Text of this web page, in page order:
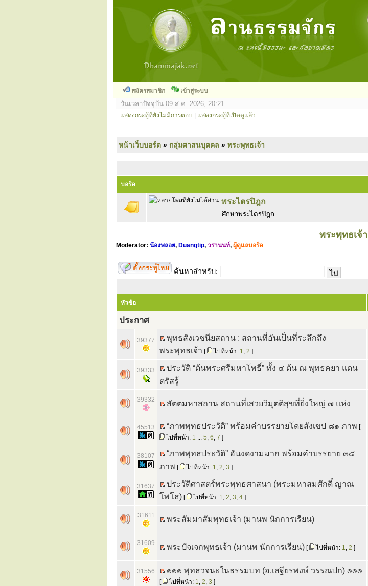
สมัครสมาชิก เข้าสู่ระบบ
วันเวลาปัจจุบัน 09 ส.ค. 2026, 20:21
แสดงกระทู้ที่ยังไม่มีการตอบ แสดงกระทู้ที่เปิดดูแล้ว
หน้าเว็บบอร์ด » กลุ่มศาสนบุคคล » พระพุทธเจ้า
บอร์ด
พระไตรปิฎก
ศึกษาพระไตรปิฎก
พระพุทธเจ้า
Moderator: น้องพลอย, Duangtip, วรานนท์, ผู้ดูแลบอร์ด
ค้นหาสำหรับ:
หัวข้อ
ประกาศ
39377
พุทธสังเวชนียสถาน : สถานที่อันเป็นที่ระลึกถึง
พระพุทธเจ้า [ ไปที่หน้า: 1, 2 ]
39333
ประวัติ “ต้นพระศรีมหาโพธิ์” ทั้ง ๔ ต้น ณ พุทธคยา แดน
ตรัสรู้
39332 สัตตมหาสถาน สถานที่เสวยวิมุตติสุขที่ยิ่งใหญ่ ๗ แห่ง
45513 “ภาพพุทธประวัติ” พร้อมคำบรรยายโดยสังเขป ๘๑ ภาพ [
ไปที่หน้า: 1 ... 5, 6, 7 ]
38107
“ภาพพุทธประวัติ” อันงดงามมาก พร้อมคำบรรยาย ๓๕
ภาพ [ ไปที่หน้า: 1, 2, 3 ]
31637
ประวัติศาสตร์พระพุทธศาสนา (พระมหาสมศักดิ์ ญาณ
โพโธ) [ ไปที่หน้า: 1, 2, 3, 4 ]
31611 พระสัมมาสัมพุทธเจ้า (มานพ นักการเรียน)
31609 พระปัจเจกพุทธเจ้า (มานพ นักการเรียน) [ ไปที่หน้า: 1, 2 ]
31556 ๏๏๏ พุทธวจนะในธรรมบท (อ.เสฐียรพงษ์ วรรณปก) ๏๏๏
[ ไปที่หน้า: 1, 2, 3 ]